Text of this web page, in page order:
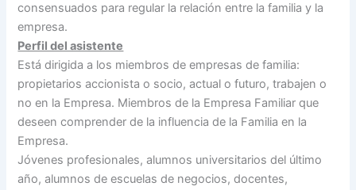
consensuados para regular la relación entre la familia y la
empresa.
Perfil del asistente
Está dirigida a los miembros de empresas de familia:
propietarios accionista o socio, actual o futuro, trabajen o
no en la Empresa. Miembros de la Empresa Familiar que
deseen comprender de la influencia de la Familia en la
Empresa.
Jóvenes profesionales, alumnos universitarios del último
año, alumnos de escuelas de negocios, docentes,